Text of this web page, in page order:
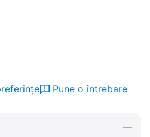
Pune o întrebare